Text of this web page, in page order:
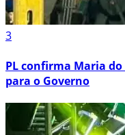
3
PL confirma Maria
para o Governo